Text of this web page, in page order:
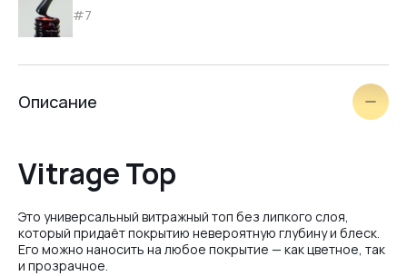
#7
#3
Описание
Vitrage Top
Это универсальный витражный топ без липкого слоя,
который придаёт покрытию невероятную глубину и блеск.
Его можно наносить на любое покрытие — как цветное, так
и прозрачное.